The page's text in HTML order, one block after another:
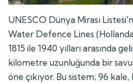
UNESCO Dünya Mirası
Water Defence Lines
1815 ile 1940 yılları arasında
kilometre uzunluğunda bir
öne çıkıyor. Bu sistem; 96